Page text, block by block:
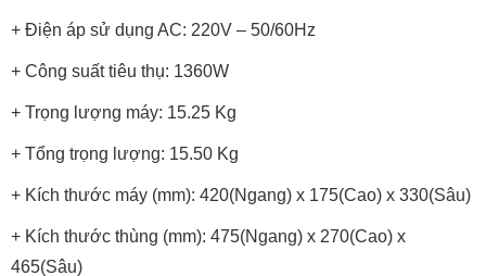
+ Điện áp sử dụng AC: 220V – 50/60Hz
+ Công suất tiêu thụ: 1360W
+ Trọng lượng máy: 15.25 Kg
+ Tổng trọng lượng: 15.50 Kg
+ Kích thước máy (mm): 420(Ngang) x 175(Cao) x 330(Sâu)
+ Kích thước thùng (mm): 475(Ngang) x 270(Cao) x
465(Sâu)